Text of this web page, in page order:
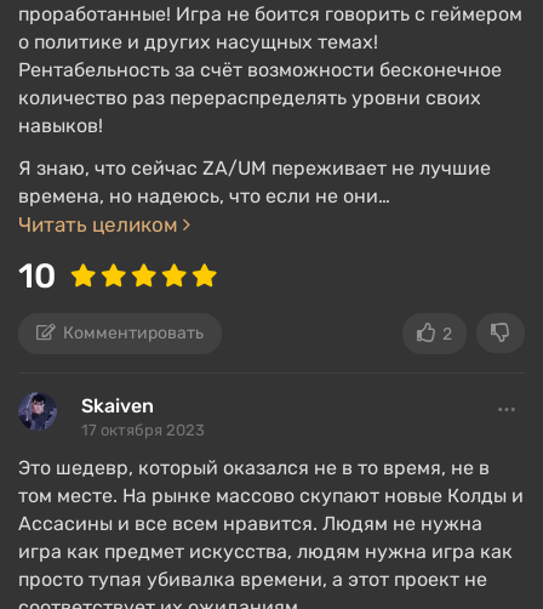
Голые числа далеко не всё, ведь каждый навык —
это своего рода советчик в голове Дюбуа, с
возможностью вклиниться в диалог или
ситуацию. «Эмпатия» предложит не давить на
собеседника, «Драма» подметит ложь, «Логика»
попросит уточнить детали. Нередко тот или иной
навык всплывает в самых неочевидных ситуациях,
Новшество Disco Elysium — целая механика,
отвечающая за мыслительную деятельность. В
анализа, либо в ходе спора навыков меж собой.
Мысль можно обдумать, поместив её в
специальный слот в «кабинете мыслей».
Пока соображалка работает, герой получает один
перк, когда развитие мысли заканчивается, он
меняется на другой. Заранее неизвестно, что
проработанные! Игра не боится говорить с геймером
о политике и других насущных темах!
Рентабельность за счёт возможности бесконечное
количество раз перераспределять уровни своих
навыков!
Я знаю, что сейчас ZA/UM переживает не лучшие
времена, но надеюсь, что если не они…
Читать целиком
10
Комментировать 2
Skaiven
17 октября 2023
Это шедевр, который оказался не в то время, не в
том месте. На рынке массово скупают новые Колды и
Ассасины и все всем нравится. Людям не нужна
игра как предмет искусства, людям нужна игра как
просто тупая убивалка времени, а этот проект не